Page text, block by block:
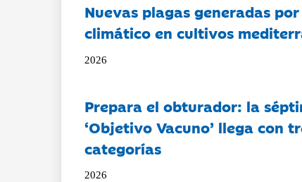
Nuevas plagas generadas
climático en cultivos
2026
Prepara el obturador: la
‘Objetivo Vacuno’ llega con
categorías
2026